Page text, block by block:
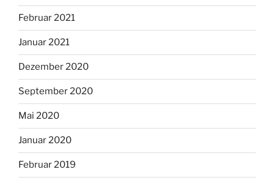
Februar 2021
Januar 2021
Dezember 2020
September 2020
Mai 2020
Januar 2020
Februar 2019